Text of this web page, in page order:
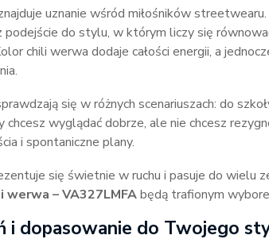
uznanie wśród miłośników
do stylu, w którym liczy się
chili werwa dodaje całości energii, a
się w różnych scenariuszach: do
chcesz wyglądać dobrze, ale nie chcesz
i spontaniczne plany.
się świetnie w ruchu i pasuje do wielu
– VA327LMFAbędą trafionym
i dopasowanie do Twojego